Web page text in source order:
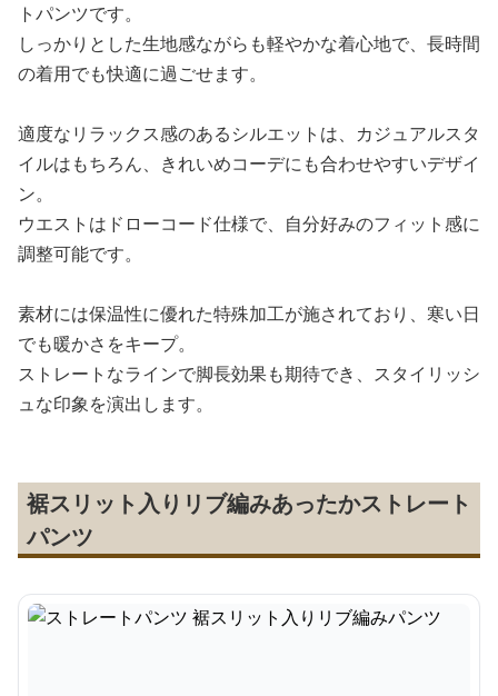
トパンツです。
しっかりとした生地感ながらも軽やかな着心地で、長時間
の着用でも快適に過ごせます。
適度なリラックス感のあるシルエットは、カジュアルスタ
イルはもちろん、きれいめコーデにも合わせやすいデザイ
ン。
ウエストはドローコード仕様で、自分好みのフィット感に
調整可能です。
素材には保温性に優れた特殊加工が施されており、寒い日
でも暖かさをキープ。
ストレートなラインで脚長効果も期待でき、スタイリッシ
ュな印象を演出します。
裾スリット入りリブ編みあったかストレート
パンツ